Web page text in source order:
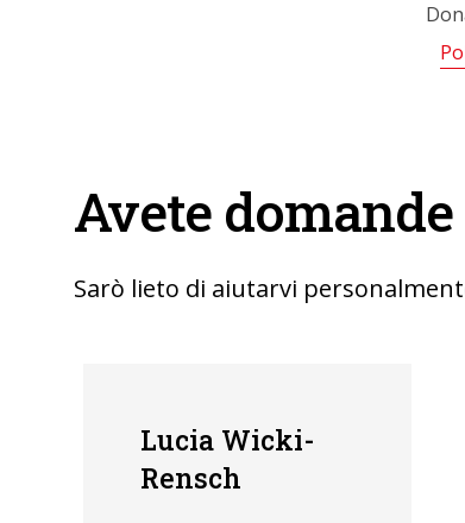
Avete
Sarò lieto di aiutarvi
Lucia Wicki-
Rensch